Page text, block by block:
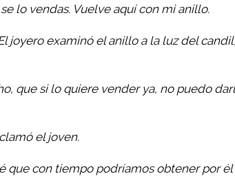
lo vendas. Vuelve aquí con mi anillo.
joyero examinó el anillo a la luz del
que si lo quiere vender ya, no puedo
el joven.
que con tiempo podríamos obtener por